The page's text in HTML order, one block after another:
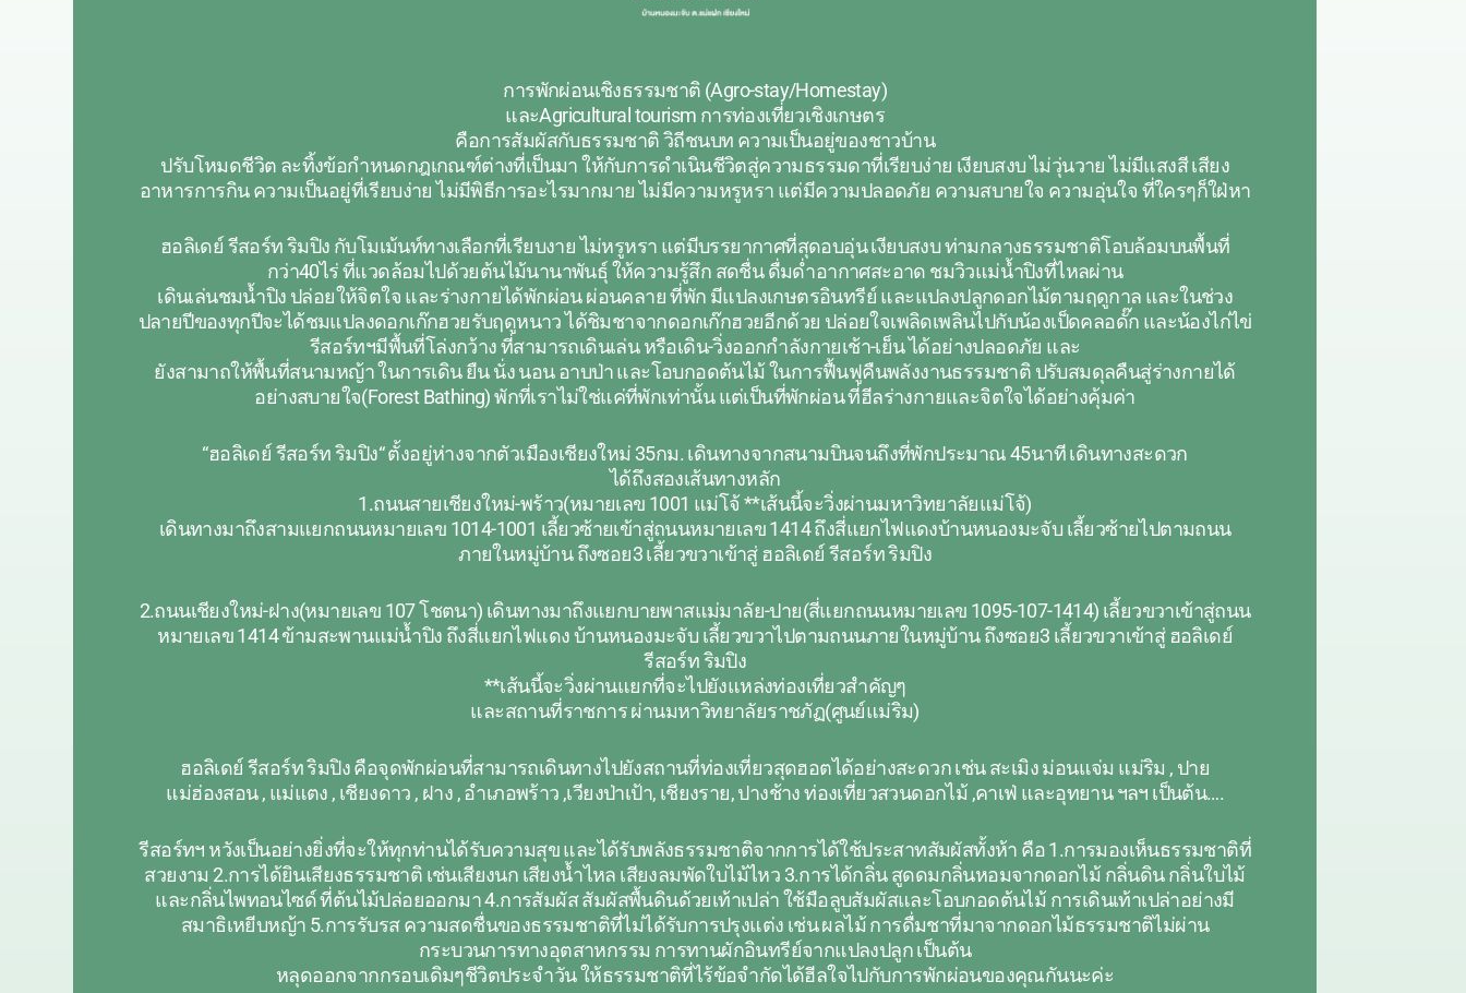
การพักผ่อนเชิงธรรมชาติ (Agro-stay/Homestay)
และAgricultural tourism การท่องเที่ยวเชิงเกษตร
คือการสัมผัสกับธรรมชาติ วิถีชนบท ความเป็นอยู่ของชาวบ้าน
ปรับโหมดชีวิต ละทิ้งข้อกำหนดกฎเกณฑ์ต่างที่เป็นมา ให้กับการดำเนินชีวิตสู่ความธรรมดาที่เรียบง่าย เงียบสงบ ไม่วุ่นวาย ไม่มีแสงสี เสียง
อาหารการกิน ความเป็นอยู่ที่เรียบง่าย ไม่มีพิธีการอะไรมากมาย ไม่มีความหรูหรา แต่มีความปลอดภัย ความสบายใจ ความอุ่นใจ ที่ใครๆก็ใฝ่หา
ฮอลิเดย์ รีสอร์ท ริมปิง กับโมเม้นท์ทางเลือกที่เรียบงาย ไม่หรูหรา แต่มีบรรยากาศที่สุดอบอุ่น เงียบสงบ ท่ามกลางธรรมชาติโอบล้อมบนพื้นที่
กว่า40ไร่ ที่แวดล้อมไปด้วยต้นไม้นานาพันธุ์ ให้ความรู้สึก สดชื่น ดื่มด่ำอากาศสะอาด ชมวิวแม่น้ำปิงที่ไหลผ่าน
เดินเล่นชมน้ำปิง ปล่อยให้จิตใจ และร่างกายได้พักผ่อน ผ่อนคลาย ที่พัก มีแปลงเกษตรอินทรีย์ และแปลงปลูกดอกไม้ตามฤดูกาล และในช่วง
ปลายปีของทุกปีจะได้ชมแปลงดอกเก๊กฮวยรับฤดูหนาว ได้ชิมชาจากดอกเก๊กฮวยอีกด้วย ปล่อยใจเพลิดเพลินไปกับน้องเป็ดคลอดั๊ก และน้องไก่ไข่
รีสอร์ทฯมีพื้นที่โล่งกว้าง ที่สามารถเดินเล่น หรือเดิน-วิ่งออกกำลังกายเช้า-เย็น ได้อย่างปลอดภัย และ
ยังสามาถให้พื้นที่สนามหญ้า ในการเดิน ยืน นั่ง นอน อาบป่า และโอบกอดต้นไม้ ในการฟื้นฟูคืนพลังงานธรรมชาติ ปรับสมดุลคืนสู่ร่างกายได้
อย่างสบายใจ(Forest Bathing) พักที่เราไม่ใช่แค่ที่พักเท่านั้น แต่เป็นที่พักผ่อน ที่ฮีลร่างกายและจิตใจได้อย่างคุ้มค่า
“ฮอลิเดย์ รีสอร์ท ริมปิง“ ตั้งอยู่ห่างจากตัวเมืองเชียงใหม่ 35กม. เดินทางจากสนามบินจนถึงที่พักประมาณ 45นาที เดินทางสะดวก
ได้ถึงสองเส้นทางหลัก
1.ถนนสายเชียงใหม่-พร้าว(หมายเลข 1001 แม่โจ้ **เส้นนี้จะวิ่งผ่านมหาวิทยาลัยแม่โจ้)
เดินทางมาถึงสามแยกถนนหมายเลข 1014-1001 เลี้ยวซ้ายเข้าสู่ถนนหมายเลข 1414 ถึงสี่แยกไฟแดงบ้านหนองมะจับ เลี้ยวซ้ายไปตามถนน
ภายในหมู่บ้าน ถึงซอย3 เลี้ยวขวาเข้าสู่ ฮอลิเดย์ รีสอร์ท ริมปิง
2.ถนนเชียงใหม่-ฝาง(หมายเลข 107 โชตนา) เดินทางมาถึงแยกบายพาสแม่มาลัย-ปาย(สี่แยกถนนหมายเลข 1095-107-1414) เลี้ยวขวาเข้าสู่ถนน
หมายเลข 1414 ข้ามสะพานแม่น้ำปิง ถึงสี่แยกไฟแดง บ้านหนองมะจับ เลี้ยวขวาไปตามถนนภายในหมู่บ้าน ถึงซอย3 เลี้ยวขวาเข้าสู่ ฮอลิเดย์
รีสอร์ท ริมปิง
**เส้นนี้จะวิ่งผ่านแยกที่จะไปยังแหล่งท่องเที่ยวสำคัญๆ
และสถานที่ราชการ ผ่านมหาวิทยาลัยราชภัฏ(ศูนย์แม่ริม)
ฮอลิเดย์ รีสอร์ท ริมปิง คือจุดพักผ่อนที่สามารถเดินทางไปยังสถานที่ท่องเที่ยวสุดฮอตได้อย่างสะดวก เช่น สะเมิง ม่อนแจ่ม แม่ริม​ , ปาย
แม่ฮ่องสอน , แม่แตง , เชียงดาว , ฝาง , อำเภอพร้าว ,เวียงป่าเป้า, เชียงราย, ปางช้าง ท่องเที่ยวสวนดอกไม้ ,คาเฟ่ และอุทยาน ฯลฯ เป็นต้น….
รีสอร์ทฯ หวังเป็นอย่างยิ่งที่จะให้ทุกท่านได้รับความสุข และได้รับพลังธรรมชาติจากการได้ใช้ประสาทสัมผัสทั้งห้า คือ 1.การมองเห็นธรรมชาติที่
สวยงาม 2.การได้ยินเสียงธรรมชาติ เช่นเสียงนก เสียงน้ำไหล เสียงลมพัดใบไม้ไหว 3.การได้กลิ่น สูดดมกลิ่นหอมจากดอกไม้ กลิ่นดิน กลิ่นใบไม้
และกลิ่นไพทอนไซด์ ที่ต้นไม้ปล่อยออกมา 4.การสัมผัส สัมผัสพื้นดินด้วยเท้าเปล่า ใช้มือลูบสัมผัสและโอบกอดต้นไม้ การเดินเท้าเปล่าอย่างมี
สมาธิเหยีบหญ้า 5.การรับรส ความสดชื่นของธรรมชาติที่ไม่ได้รับการปรุงแต่ง เช่น ผลไม้ การดื่มชาที่มาจากดอกไม้ธรรมชาติไม่ผ่าน
กระบวนการทางอุตสาหกรรม การทานผักอินทรีย์จากแปลงปลูก เป็นต้น
หลุดออกจากกรอบเดิมๆชีวิตประจำวัน ให้ธรรมชาติที่ไร้ข้อจำกัดได้ฮีลใจไปกับการพักผ่อนของคุณกันนะค่ะ